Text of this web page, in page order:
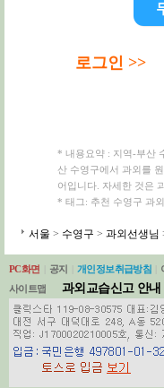
로그인 >>
* 내용요약 : 지역-부산
산 수영구에서 과외를
어입니다. 자세한 것은
* 태그: 추천 수영구 과
서울 > 수영구 > 과외선생님
PC화면 공지 개인정보취급방침
사이트맵
과외교습신고 안내